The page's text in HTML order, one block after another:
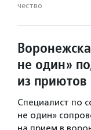
чест­во
не один»
из приютов
Специалист по
не один»